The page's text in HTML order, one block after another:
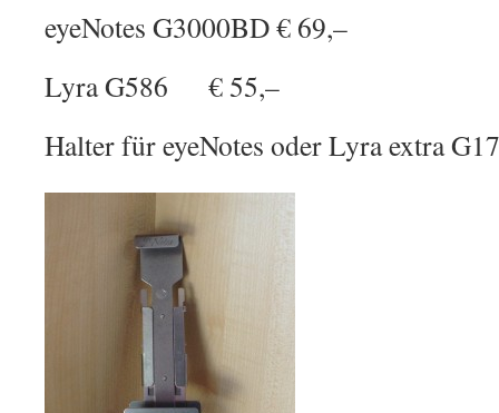
eyeNotes G3000BD € 69,–
Lyra G586 € 55,–
Halter für eyeNotes oder Lyra extra